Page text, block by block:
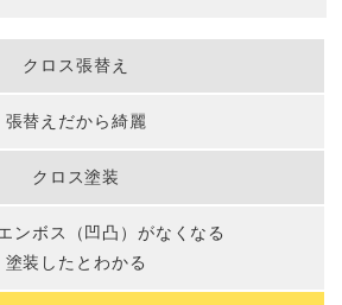
クロス張替え
張替えだから綺麗
クロス塗装
ンボス（凹凸）がなくなる
塗装したとわかる